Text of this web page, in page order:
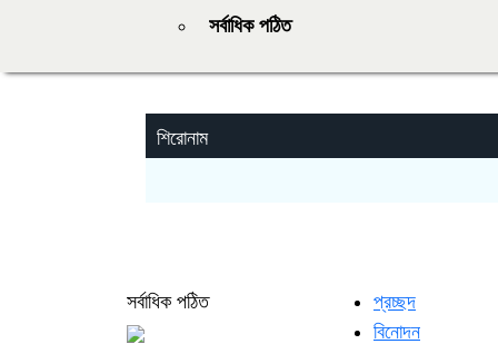
সর্বাধিক পঠিত
শিরোনাম
প্রচ্ছদ
বিনোদন
সর্বাধিক পঠিত